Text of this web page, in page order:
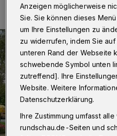
Anzeigen möglicherweise
Sie. Sie können dieses
um Ihre Einstellungen zu
zu widerrufen, indem Sie
unteren Rand der Webseite
schwebende Symbol unten
zutreffend]. Ihre
Website. Weitere
Datenschutzerklärung.
Ihre Zustimmung umfasst
rundschau.de-Seiten und